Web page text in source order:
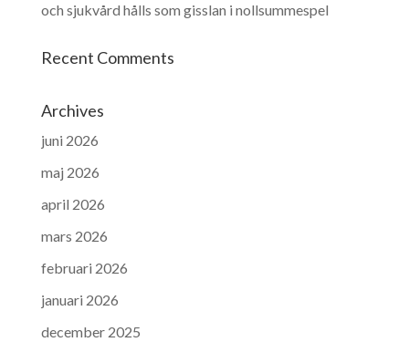
och sjukvård hålls som gisslan i nollsummespel
Recent Comments
Archives
juni 2026
maj 2026
april 2026
mars 2026
februari 2026
januari 2026
december 2025